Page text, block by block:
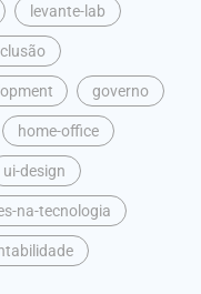
levante-lab
governo
home-office
ui-design
na-tecnologia